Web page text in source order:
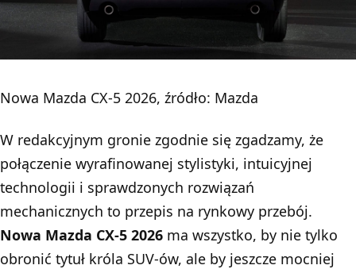
Nowa Mazda CX-5 2026, źródło: Mazda
W redakcyjnym gronie zgodnie się zgadzamy, że
połączenie wyrafinowanej stylistyki, intuicyjnej
technologii i sprawdzonych rozwiązań
mechanicznych to przepis na rynkowy przebój.
Nowa Mazda CX-5 2026 ma wszystko, by nie tylko
obronić tytuł króla SUV-ów, ale by jeszcze mocniej